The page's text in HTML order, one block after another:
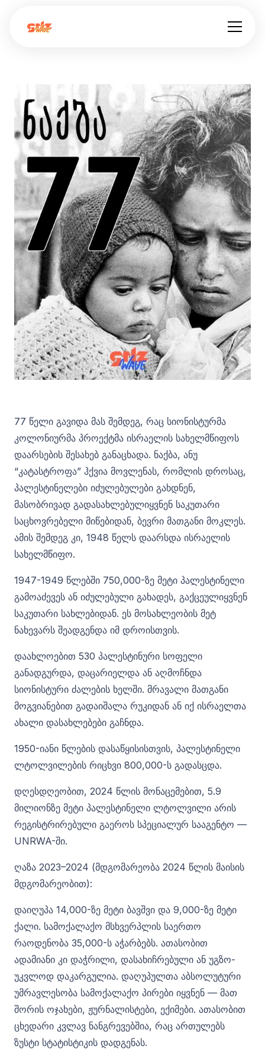
77 წელი გავიდა მას შემდეგ, რაც სიონისტურმა
კოლონიურმა პროექტმა ისრაელის სახელმწიფოს
დაარსების შესახებ განაცხადა. ნაქბა, ანუ
“კატასტროფა” ჰქვია მოვლენას, რომლის დროსაც,
პალესტინელები იძულებულები გახდნენ,
მასობრივად გადასახლებულიყვნენ საკუთარი
საცხოვრებელი მიწებიდან, ბევრი მათგანი მოკლეს.
ამის შემდეგ კი, 1948 წელს დაარსდა ისრაელის
სახელმწიფო.
1947-1949 წლებში 750,000-ზე მეტი პალესტინელი
გამოაძევეს ან იძულებული გახადეს, გაქცეულიყვნენ
საკუთარი სახლებიდან. ეს მოსახლეობის მეტ
ნახევარს შეადგენდა იმ დროისთვის.
დაახლოებით 530 პალესტინური სოფელი
განადგურდა, დაცარიელდა ან აღმოჩნდა
სიონისტური ძალების ხელში. მრავალი მათგანი
მოგვიანებით გადაიშალა რუკიდან ან იქ ისრაელთა
ახალი დასახლებები გაჩნდა.
1950-იანი წლების დასაწყისისთვის, პალესტინელი
ლტოლვილების რიცხვი 800,000-ს გადასცდა.
დღესდღეობით, 2024 წლის მონაცემებით, 5.9
მილიონზე მეტი პალესტინელი ლტოლვილი არის
რეგისტრირებული გაეროს სპეციალურ სააგენტო —
UNRWA-ში.
ღაზა 2023–2024 (მდგომარეობა 2024 წლის მაისის
მდგომარეობით):
დაიღუპა 14,000-ზე მეტი ბავშვი და 9,000-ზე მეტი
ქალი. სამოქალაქო მსხვერპლის საერთო
რაოდენობა 35,000-ს აჭარბებს. ათასობით
ადამიანი კი დაჭრილი, დასახიჩრებული ან უგზო-
უკვლოდ დაკარგულია. დაღუპულთა აბსოლუტური
უმრავლესობა სამოქალაქო პირები იყვნენ — მათ
შორის ოჯახები, ჟურნალისტები, ექიმები. ათასობით
ცხედარი კვლავ ნანგრევებშია, რაც ართულებს
ზუსტი სტატისტიკის დადგენას.